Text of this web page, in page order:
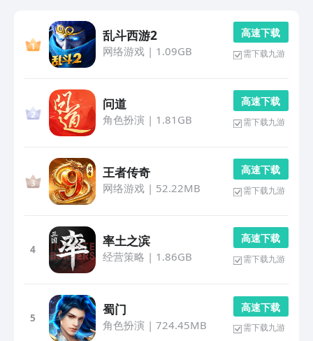
乱斗西游2
网络游戏| 1.09GB
高 速 下 载
需下载九游
问道
角色扮演 | 1.81GB
高 速 下 载
需下载九游
王者传奇
网络游戏| 52.22MB
高 速 下 载
需下载九游
4
率土之滨
经营策略 | 1.86GB
高 速 下 载
需下载九游
5
蜀门
角色扮演 | 724.45MB
高 速 下 载
需下载九游